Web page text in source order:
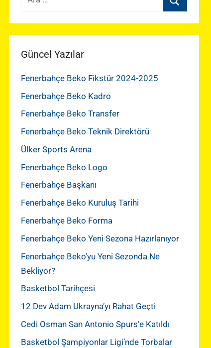
Güncel Yazılar
Fenerbahçe Beko Fikstür 2024-2025
Fenerbahçe Beko Kadro
Fenerbahçe Beko Transfer
Fenerbahçe Beko Teknik Direktörü
Ülker Sports Arena
Fenerbahçe Beko Logo
Fenerbahçe Başkanı
Fenerbahçe Beko Kuruluş Tarihi
Fenerbahçe Beko Forma
Fenerbahçe Beko Yeni Sezona Hazırlanıyor
Fenerbahçe Beko’yu Yeni Sezonda Ne
Bekliyor?
Basketbol Tarihçesi
12 Dev Adam Ukrayna’yı Rahat Geçti
Cedi Osman San Antonio Spurs‘e Katıldı
Basketbol Şampiyonlar Ligi’nde Torbalar